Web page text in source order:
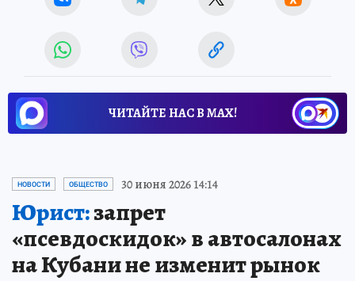
ЧИТАЙТЕ НАС В МАХ!
НОВОСТИ ОБЩЕСТВО 30 июня 2026 14:14
Юрист:запрет
«псевдоскидок» в автосалонах
на Кубани не изменит рынок